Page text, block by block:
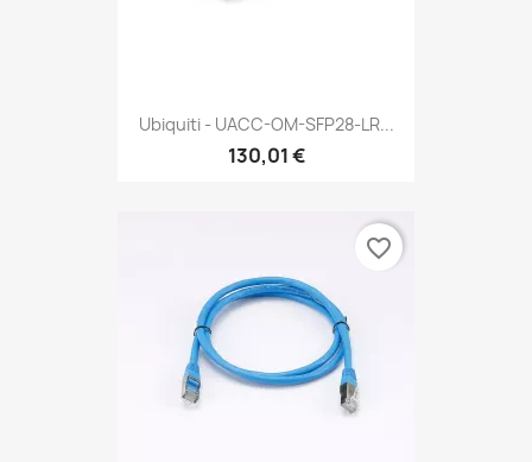
Ubiquiti - UACC-OM-SFP28-LR...
130,01 €
favorite_border